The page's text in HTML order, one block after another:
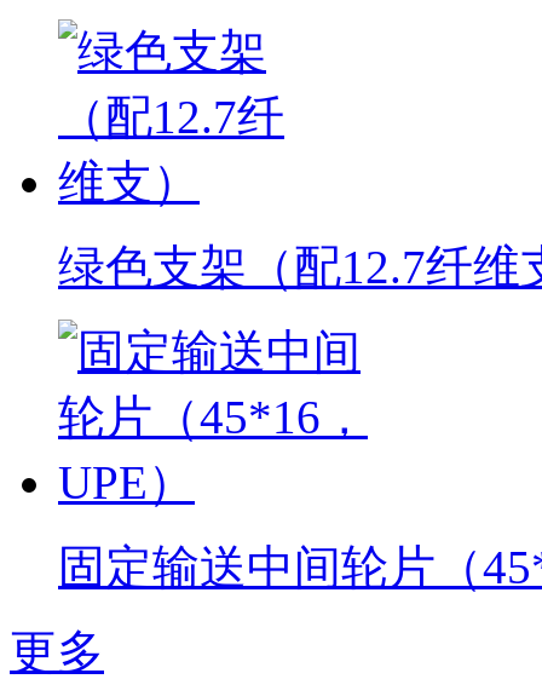
绿色支架（配12.7纤维
固定输送中间轮片（
更多